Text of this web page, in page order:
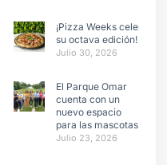
¡Pizza Weeks celebra
su octava edición!
Julio 30, 2026
El Parque Omar
cuenta con un
nuevo espacio
para las mascotas
Julio 23, 2026